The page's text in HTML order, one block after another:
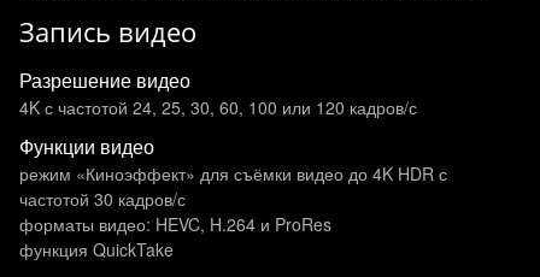
Запись видео
Разрешение видео
4K с частотой 24, 25, 30, 60, 100 или 120 кадров/с
Функции видео
режим «Киноэффект» для съёмки видео до 4K HDR с
частотой 30 кадров/с
форматы видео: HEVC, H.264 и ProRes
функция QuickTake